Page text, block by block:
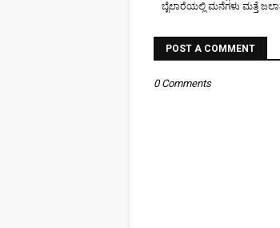
ಬೈಲಾರೆಯಲ್ಲಿ ಮನೆಗಳು ಮತ್ತೆ
POST A COMMENT
0 Comments